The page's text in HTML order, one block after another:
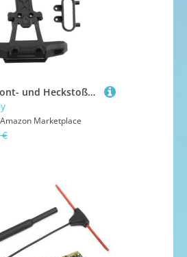
Asyduey Front- und HeckstoßStange für HBX 16889 16889A 16890 16890A 1601 1602 SG1601 SG1602 RC Autoteile ZubehöR
Amazon Marketplace
€